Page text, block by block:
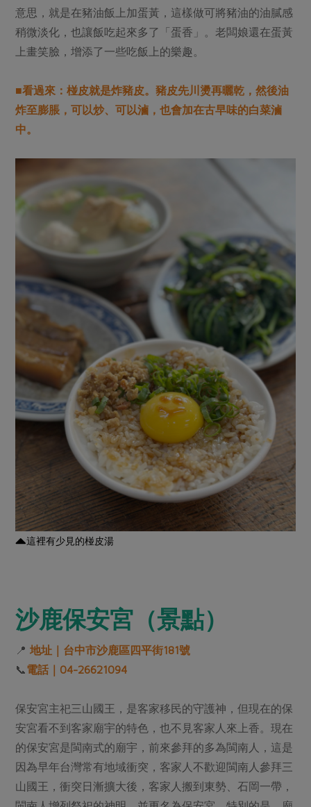
意思，就是在豬油飯上加蛋黃，這樣做可將豬油的油膩感
稍微淡化，也讓飯吃起來多了「蛋香」。老闆娘還在蛋黃
上畫笑臉，增添了一些吃飯上的樂趣。
■看過來：椪皮就是炸豬皮。豬皮先川燙再曬乾，然後油
炸至膨脹，可以炒、可以滷，也會加在古早味的白菜滷
中。
這裡有少見的椪皮湯
沙鹿保安宮（景點）
📍地址｜台中市沙鹿區四平街181號
📞電話｜04-26621094
保安宮主祀三山國王，是客家移民的守護神，但現在的保
安宮看不到客家廟宇的特色，也不見客家人來上香。現在
的保安宮是閩南式的廟宇，前來參拜的多為閩南人，這是
因為早年台灣常有地域衝突，客家人不歡迎閩南人參拜三
山國王，衝突日漸擴大後，客家人搬到東勢、石岡一帶，